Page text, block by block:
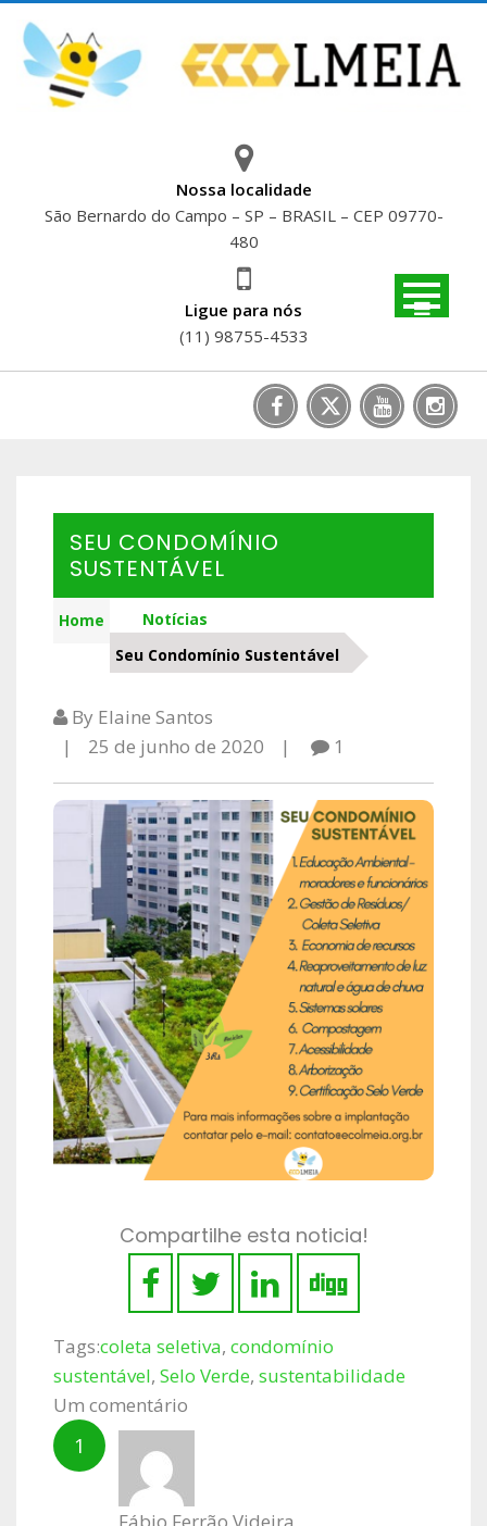
content
Nossa localidade
São Bernardo do Campo – SP – BRASIL – CEP 09770-
480
Ligue para nós
(11) 98755-4533
SEU CONDOMÍNIO
SUSTENTÁVEL
Home
Notícias
Seu Condomínio Sustentável
By Elaine Santos
25 de junho de 2020
1
Compartilhe esta noticia!
Tags:coleta seletiva, condomínio
sustentável, Selo Verde, sustentabilidade
Um comentário